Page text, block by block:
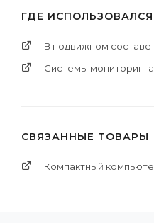
ГДЕ
В подвижном составе
Системы
СВЯЗАННЫЕ ТОВАРЫ
Компактный